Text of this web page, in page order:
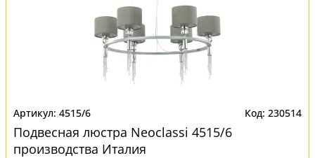
4515/6 230514
Подвесная люстра Neoclassi 4515/6
производства Италия